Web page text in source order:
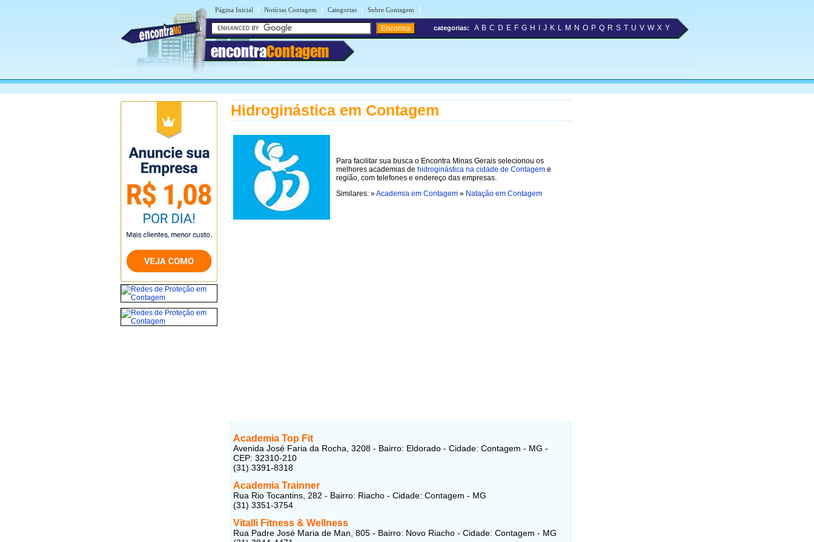
Página Inicial | Notícias Contagem | Categorias | Sobre Contagem |
encontraContagem
categorias: A B C D E F G H J K L M N O P Q R S T U V W X Y
Hidroginástica em Contagem
Para facilitar sua busca o Encontra Minas Gerais selecionou os
melhores academias de hidroginástica na cidade de Contagem e
região, com telefones e endereço das empresas.
Similares: »Academia em Contagem » Natação em Contagem
Academia Top Fit
Avenida José Faria da Rocha, 3208 - Bairro: Eldorado - Cidade: Contagem - MG -
CEP: 32310-210
(31) 3391-8318
Academia Trainner
Rua Rio Tocantins, 282 - Bairro: Riacho - Cidade: Contagem - MG
(31) 3351-3754
Vitalli Fitness & Wellness
Rua Padre José Maria de Man, 805 - Bairro: Novo Riacho - Cidade: Contagem - MG